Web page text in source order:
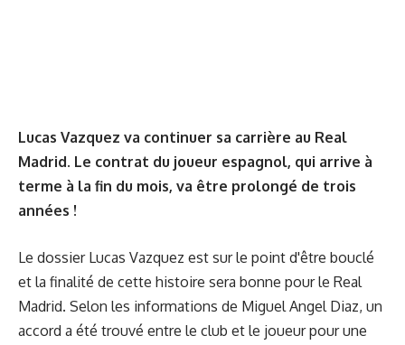
Lucas Vazquez va continuer sa carrière au Real
Madrid. Le contrat du joueur espagnol, qui arrive à
terme à la fin du mois, va être prolongé de trois
années !
Le dossier Lucas Vazquez est sur le point d'être bouclé
et la finalité de cette histoire sera bonne pour le Real
Madrid. Selon les informations de Miguel Angel Diaz, un
accord a été trouvé entre le club et le joueur pour une